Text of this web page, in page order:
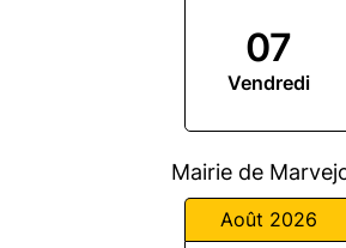
07
Vendredi
Mairie de
Août 2026